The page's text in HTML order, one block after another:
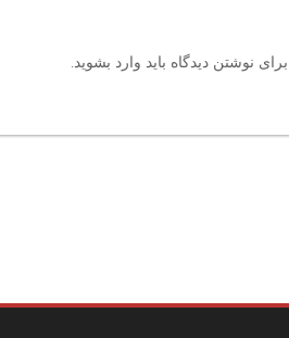
برای نوشتن دیدگاه باید وارد بشوید